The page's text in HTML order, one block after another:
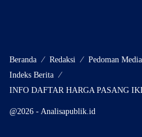
Beranda Redaksi Pedoman
Indeks Berita
INFO DAFTAR HARGA PASANG
@2026 - Analisapublik.id